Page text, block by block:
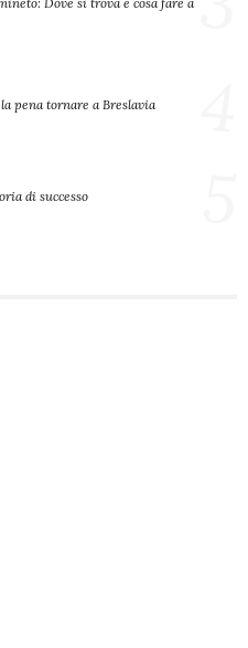
pena tornare a Breslavia
di successo